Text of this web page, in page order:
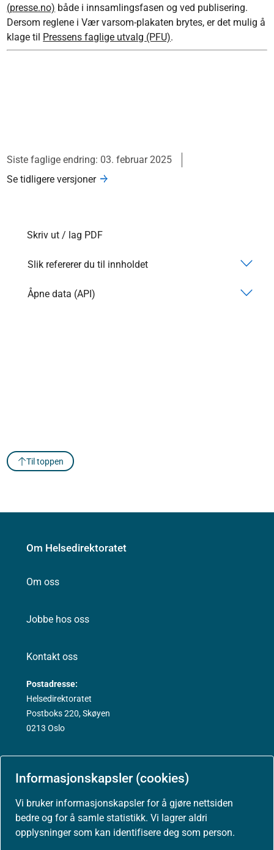
Informasjonskapsler (cookies)
Vi bruker informasjonskapsler for å gjøre nettsiden
bedre og for å samle statistikk. Vi lagrer aldri
opplysninger som kan identifisere deg som person.
(presse.no) både i innsamlingsfasen og ved publisering.
Dersom reglene i Vær varsom-plakaten brytes, er det mulig å
klage til Pressens faglige utvalg (PFU).
Siste faglige endring: 03. februar 2025
Se tidligere versjoner
Skriv ut / lag PDF
Slik refererer du til innholdet
Åpne data (API)
Til toppen
Om Helsedirektoratet
Om oss
Jobbe hos oss
Kontakt oss
Postadresse:
Helsedirektoratet
Postboks 220, Skøyen
0213 Oslo
Aktuelt
Nyheter